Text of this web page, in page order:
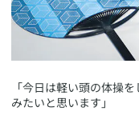
「今日は軽い頭の体操
みたいと思います」